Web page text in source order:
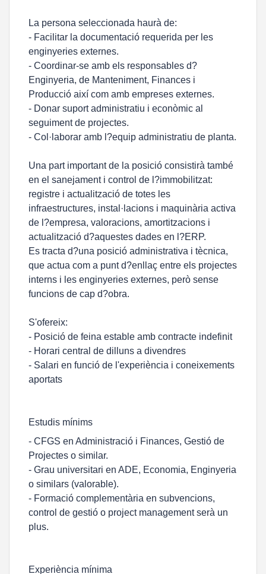
La persona seleccionada haurà de:
- Facilitar la documentació requerida per les
enginyeries externes.
- Coordinar-se amb els responsables d?
Enginyeria, de Manteniment, Finances i
Producció així com amb empreses externes.
- Donar suport administratiu i econòmic al
seguiment de projectes.
- Col·laborar amb l?equip administratiu de planta.
Una part important de la posició consistirà també
en el sanejament i control de l?immobilitzat:
registre i actualització de totes les
infraestructures, instal·lacions i maquinària activa
de l?empresa, valoracions, amortitzacions i
actualització d?aquestes dades en l?ERP.
Es tracta d?una posició administrativa i tècnica,
que actua com a punt d?enllaç entre els projectes
interns i les enginyeries externes, però sense
funcions de cap d?obra.
S'ofereix:
- Posició de feina estable amb contracte indefinit
- Horari central de dilluns a divendres
- Salari en funció de l'experiència i coneixements
aportats
Estudis mínims
- CFGS en Administració i Finances, Gestió de
Projectes o similar.
- Grau universitari en ADE, Economia, Enginyeria
o similars (valorable).
- Formació complementària en subvencions,
control de gestió o project management serà un
plus.
Experiència mínima